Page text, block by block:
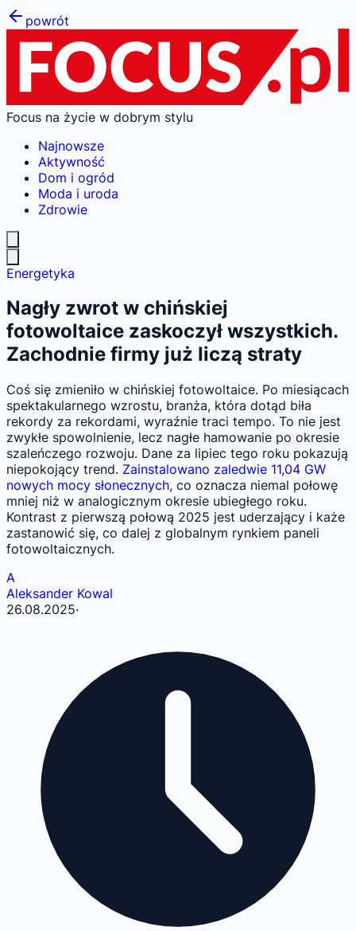
powrót
Focus na życie w dobrym stylu
Najnowsze
Aktywność
Dom i ogród
Moda i uroda
Zdrowie
Energetyka
Nagły zwrot w chińskiej
fotowoltaice zaskoczył wszystkich.
Zachodnie firmy już liczą straty
Coś się zmieniło w chińskiej fotowoltaice. Po miesiącach
spektakularnego wzrostu, branża, która dotąd biła
rekordy za rekordami, wyraźnie traci tempo. To nie jest
zwykłe spowolnienie, lecz nagłe hamowanie po okresie
szaleńczego rozwoju. Dane za lipiec tego roku pokazują
niepokojący trend. Zainstalowano zaledwie 11,04 GW
nowych mocy słonecznych, co oznacza niemal połowę
mniej niż w analogicznym okresie ubiegłego roku.
Kontrast z pierwszą połową 2025 jest uderzający i każe
zastanowić się, co dalej z globalnym rynkiem paneli
fotowoltaicznych.
A
Aleksander Kowal
26.08.2025·